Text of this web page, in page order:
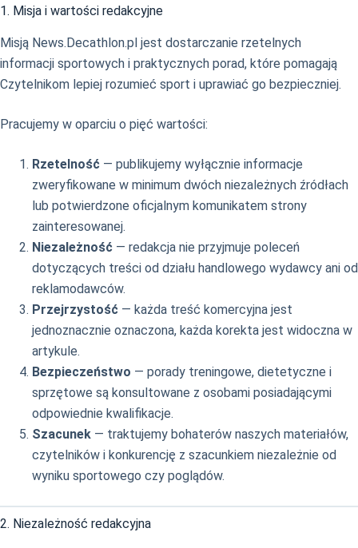
1. Misja i wartości redakcyjne
Misją News.Decathlon.pl jest dostarczanie rzetelnych
informacji sportowych i praktycznych porad, które pomagają
Czytelnikom lepiej rozumieć sport i uprawiać go bezpieczniej.
Pracujemy w oparciu o pięć wartości:
Rzetelność — publikujemy wyłącznie informacje
zweryfikowane w minimum dwóch niezależnych źródłach
lub potwierdzone oficjalnym komunikatem strony
zainteresowanej.
Niezależność — redakcja nie przyjmuje poleceń
dotyczących treści od działu handlowego wydawcy ani od
reklamodawców.
Przejrzystość — każda treść komercyjna jest
jednoznacznie oznaczona, każda korekta jest widoczna w
artykule.
Bezpieczeństwo — porady treningowe, dietetyczne i
sprzętowe są konsultowane z osobami posiadającymi
odpowiednie kwalifikacje.
Szacunek — traktujemy bohaterów naszych materiałów,
czytelników i konkurencję z szacunkiem niezależnie od
wyniku sportowego czy poglądów.
2. Niezależność redakcyjna